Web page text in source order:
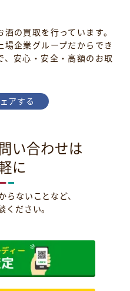
の買取を行っています。
企業グループだからでき
安心・安全・高額のお取
アする
い合わせは
に
らないことなど、
ください。